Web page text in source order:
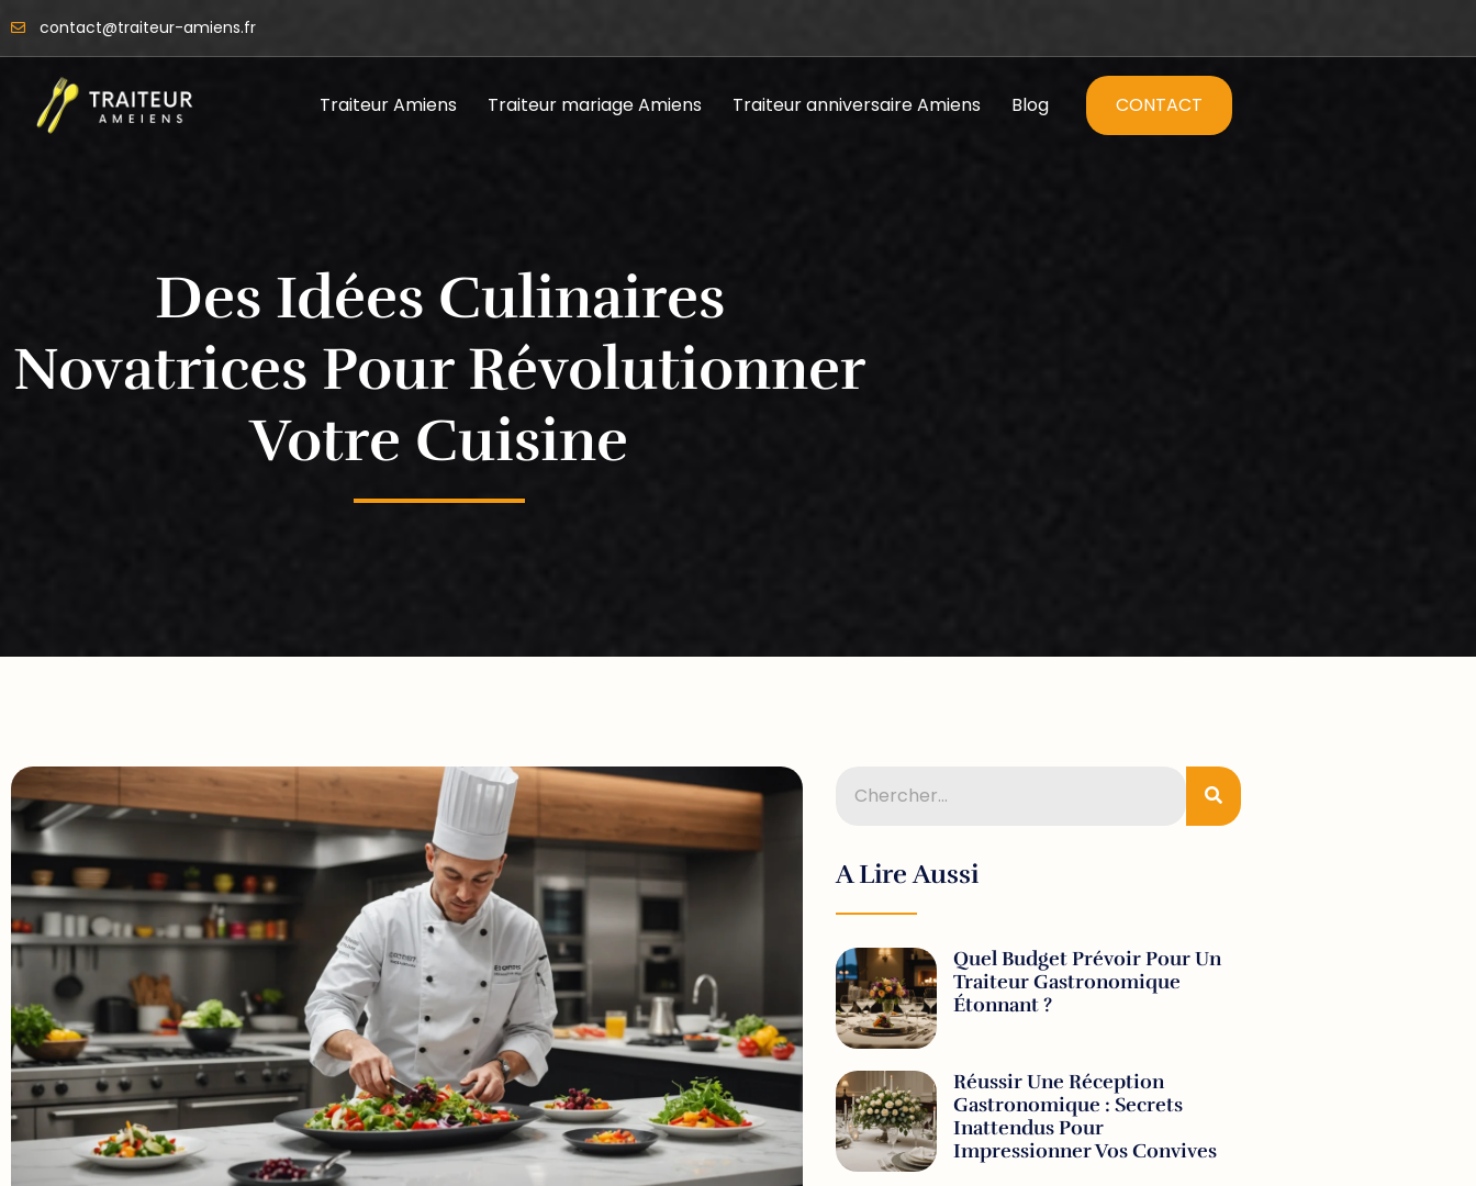
contact@traiteur-amiens.fr
Traiteur Amiens Traiteur mariage Amiens Traiteur anniversaire Amiens Blog CONTACT
Des Idées Culinaires
Novatrices Pour Révolutionner
Votre Cuisine
A Lire Aussi
Quel Budget Prévoir Pour Un
Traiteur Gastronomique
Étonnant ?
Réussir Une Réception
Gastronomique : Secrets
Inattendus Pour
Impressionner Vos Convives